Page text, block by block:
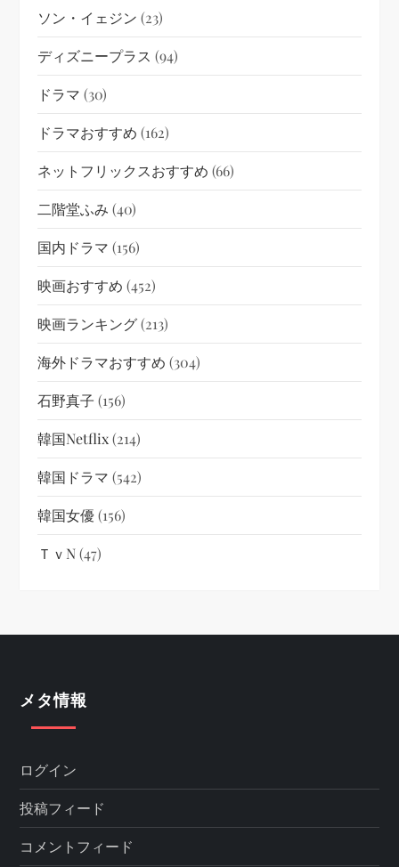
ソン・イェジン (23)
ディズニープラス (94)
ドラマ (30)
ドラマおすすめ (162)
ネットフリックスおすすめ (66)
二階堂ふみ (40)
国内ドラマ (156)
映画おすすめ (452)
映画ランキング(213)
海外ドラマおすすめ (304)
石野真子 (156)
韓国netflix(214)
韓国ドラマ (542)
韓国女優(156)
ＴｖN(47)
メタ情報
ログイン
投稿フィード
コメントフィード